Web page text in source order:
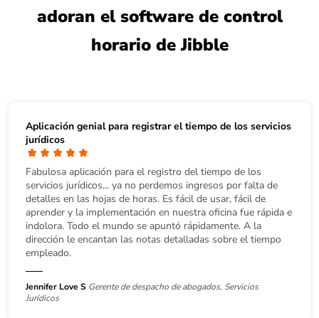
adoran el software de control
horario de Jibble
Aplicación genial para registrar el tiempo de los servicios
jurídicos
Fabulosa aplicación para el registro del tiempo de los
servicios jurídicos... ya no perdemos ingresos por falta de
detalles en las hojas de horas. Es fácil de usar, fácil de
aprender y la implementación en nuestra oficina fue rápida e
indolora. Todo el mundo se apuntó rápidamente. A la
dirección le encantan las notas detalladas sobre el tiempo
empleado.
Jennifer Love S Gerente de despacho de abogados, Servicios
Jurídicos